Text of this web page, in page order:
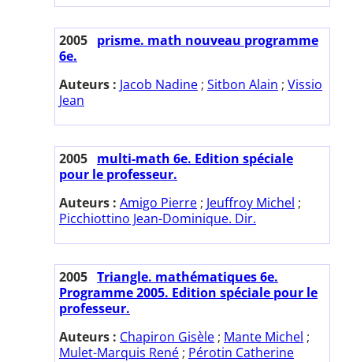
2005 prisme. math nouveau programme
6e.
Auteurs : Jacob Nadine ; Sitbon Alain ; Vissio
Jean
2005 multi-math 6e. Edition spéciale
pour le professeur.
Auteurs : Amigo Pierre ; Jeuffroy Michel ;
Picchiottino Jean-Dominique. Dir.
2005 Triangle. mathématiques 6e.
Programme 2005. Edition spéciale pour le
professeur.
Auteurs : Chapiron Gisèle ; Mante Michel ;
Mulet-Marquis René ; Pérotin Catherine